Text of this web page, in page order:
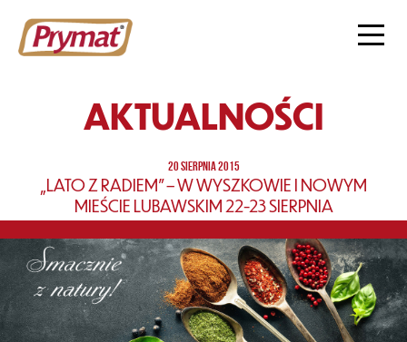
AKTUALNOŚCI
20 SIERPNIA 2015
„LATO Z RADIEM” – W WYSZKOWIE I NOWYM
MIEŚCIE LUBAWSKIM 22-23 SIERPNIA